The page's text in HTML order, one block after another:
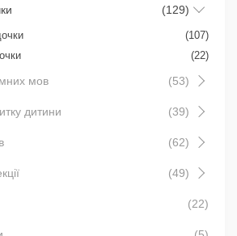
(129)
(107)
(22)
мов (53)
дитини (39)
(62)
(49)
(22)